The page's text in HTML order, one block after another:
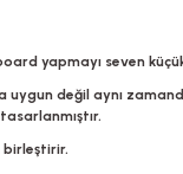
yapmayı seven
değil aynı
birleştirir.